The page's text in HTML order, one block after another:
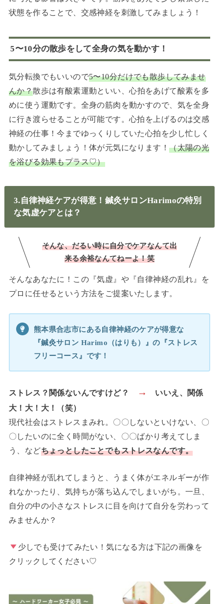
状態を作ることで、交感神経を刺激してみましょう！
5〜10分の散歩をして全身の気を動かす！
気分転換でもいいので5〜10分だけでも散歩してみませ
んか？散歩は有酸素運動といい、心拍をあげて酸素を多
めに使う運動です。全身の筋肉を動かすので、気を全身
に行き渡らせることが可能です。心拍を上げるのは交感
神経の仕事！今までゆっくりしていた心拍を少し忙しく
動かしてみましょう！体が元気になります！（太陽の光
を浴びる効果もプラス♡）
3.自律神経ケアが得意！鍼灸サロンHarimoの特別
な気虚ケアとは？
そんな、だるい時に自分でケアなんて出
来る余裕なんてねーよ！笑
そんなあなたに！この『気虚』や『自律神経の乱れ』を
プロに任せるという方法をご提案いたします。
熊本県合志市にある自律神経のケアが得意な
『鍼灸サロン Harimo（はりも）』の 『ストレス
フリーコース』です！
ストレス？関係ないんですけど？ →
いいえ、関係
大！大！大！（笑）
現代社会はストレスまみれ。〇〇しないといけない、〇
〇したいのに全く時間がない、〇〇ばかり考えてしま
う、などちょっとしたことでもストレスなんです。
自律神経が乱れてしまうと、うまく体がエネルギーが作
れなかったり、気持ちが落ち込んでしまいがち。一旦、
自分の中の小さなストレスに目を向けて自分を労わって
みませんか？
少しでも受けてみたい！気になる方は下記の画像を
クリックしてください♡